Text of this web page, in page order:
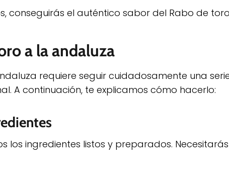
conseguirás el auténtico sabor del Rabo de
a la andaluza
requiere seguir cuidadosamente una
A continuación, te explicamos cómo hacerlo:
ingredientes listos y preparados. Necesitarás